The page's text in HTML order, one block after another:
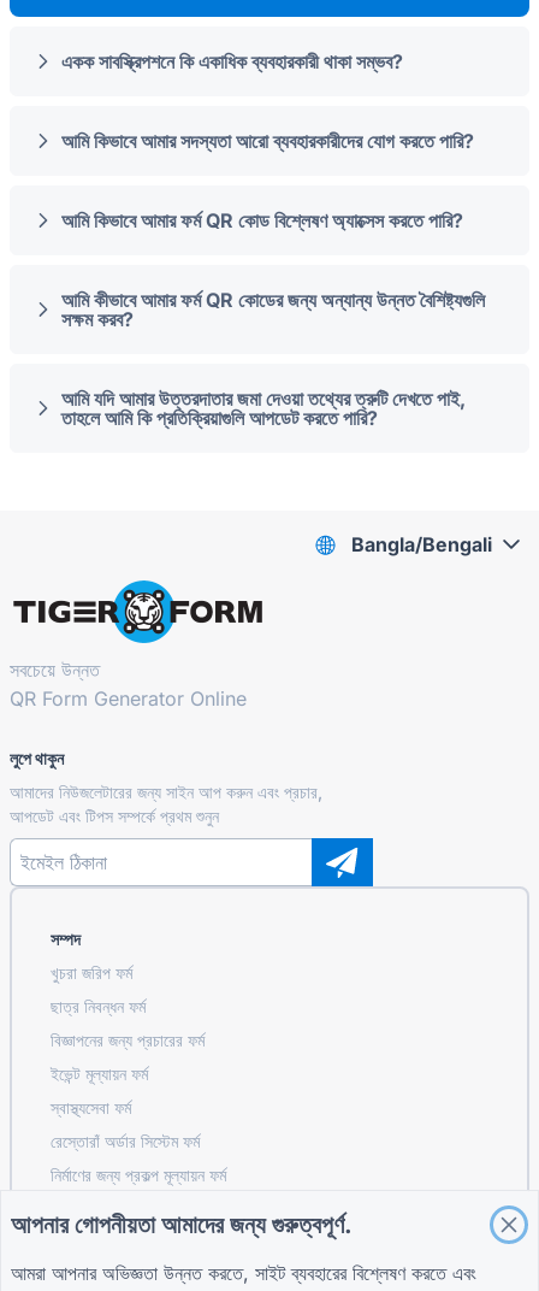
একক সাবস্ক্রিপশনে কি একাধিক ব্যবহারকারী থাকা সম্ভব?
আমি কিভাবে আমার সদস্যতা আরো ব্যবহারকারীদের যোগ করতে পারি?
আমি কিভাবে আমার ফর্ম QR কোড বিশ্লেষণ অ্যাক্সেস করতে পারি?
আমি কীভাবে আমার ফর্ম QR কোডের জন্য অন্যান্য উন্নত বৈশিষ্ট্যগুলি
সক্ষম করব?
আমি যদি আমার উত্তরদাতার জমা দেওয়া তথ্যের ত্রুটি দেখতে পাই,
তাহলে আমি কি প্রতিক্রিয়াগুলি আপডেট করতে পারি?
সবচেয়ে উন্নত
QR Form Generator Online
লুপে থাকুন
আমাদের নিউজলেটারের জন্য সাইন আপ করুন এবং প্রচার,
আপডেট এবং টিপস সম্পর্কে প্রথম শুনুন
সম্পদ
খুচরা জরিপ ফর্ম
ছাত্র নিবন্ধন ফর্ম
বিজ্ঞাপনের জন্য প্রচারের ফর্ম
ইভেন্ট মূল্যায়ন ফর্ম
স্বাস্থ্যসেবা ফর্ম
রেস্তোরাঁ অর্ডার সিস্টেম ফর্ম
নির্মাণের জন্য প্রকল্প মূল্যায়ন ফর্ম
সরবরাহকারী মূল্যায়ন ফর্ম সরবরাহের জন্য
ইউটিলিটিগুলির জন্য পরিষেবা অনুরোধ ফর্ম
কাস্টমার এনগেজমেন্ট ফর্ম
Bangla/Bengali
আপনার গোপনীয়তা আমাদের জন্য গুরুত্বপূর্ণ.
আমরা আপনার অভিজ্ঞতা উন্নত করতে, সাইট ব্যবহারের বিশ্লেষণ করতে এবং